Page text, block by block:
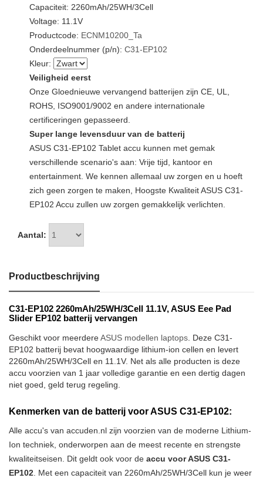
Capaciteit: 2260mAh/25WH/3Cell
Voltage: 11.1V
Productcode: ECNM10200_Ta
Onderdeelnummer (p/n): C31-EP102
Kleur:
Veiligheid eerst
Onze Gloednieuwe vervangend batterijen zijn CE, UL,
ROHS, ISO9001/9002 en andere internationale
certificeringen gepasseerd.
Super lange levensduur van de batterij
ASUS C31-EP102 Tablet accu kunnen met gemak
verschillende scenario's aan: Vrije tijd, kantoor en
entertainment. We kennen allemaal uw zorgen en u hoeft
zich geen zorgen te maken, Hoogste Kwaliteit ASUS C31-
EP102 Accu zullen uw zorgen gemakkelijk verlichten.
Aantal:
Productbeschrijving
C31-EP102 2260mAh/25WH/3Cell 11.1V, ASUS Eee Pad
Slider EP102 batterij vervangen
Geschikt voor meerdereASUS modellen laptops . Deze C31-
EP102 batterij bevat hoogwaardige lithium-ion cellen en levert
2260mAh/25WH/3Cell en 11.1V. Net als alle producten is deze
accu voorzien van 1 jaar volledige garantie en een dertig dagen
niet goed, geld terug regeling.
Kenmerken van de batterij voor ASUS C31-EP102:
Alle accu's van accuden.nl zijn voorzien van de moderne Lithium-
Ion techniek, onderworpen aan de meest recente en strengste
kwaliteitseisen. Dit geldt ook voor de accu voor ASUS C31-
EP102 . Met een capaciteit van 2260mAh/25WH/3Cell kun je weer